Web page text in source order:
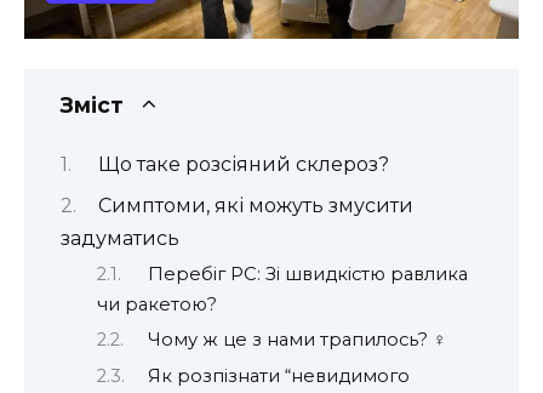
Зміст
Що таке розсіяний склероз?
Симптоми, які можуть змусити
задуматись
Перебіг РС: Зі швидкістю равлика
чи ракетою?
Чому ж це з нами трапилось? ‍♀️
Як розпізнати “невидимого